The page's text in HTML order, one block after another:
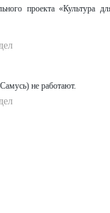
проекта «Культура
не работают.